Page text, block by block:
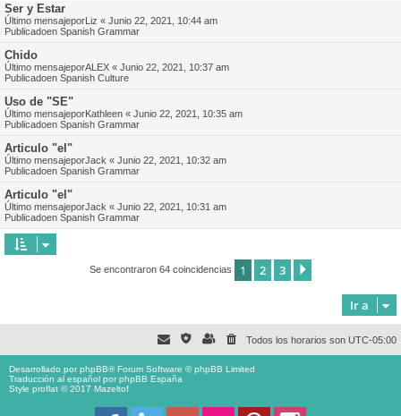
Ser y Estar
Último mensajeporLiz « Junio 22, 2021, 10:44 am
Publicadoen Spanish Grammar
Chido
Último mensajeporALEX « Junio 22, 2021, 10:37 am
Publicadoen Spanish Culture
Uso de "SE"
Último mensajeporKathleen « Junio 22, 2021, 10:35 am
Publicadoen Spanish Grammar
Articulo "el"
Último mensajeporJack « Junio 22, 2021, 10:32 am
Publicadoen Spanish Grammar
Articulo "el"
Último mensajeporJack « Junio 22, 2021, 10:31 am
Publicadoen Spanish Grammar
Se encontraron 64 coincidencias 1 2 3
Ir a
Todos los horarios son UTC-05:00
Desarrollado porphpBB® Forum Software © phpBB Limited
Traducción al español porphpBB España
Style proflat © 2017 Mazeltof